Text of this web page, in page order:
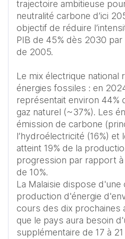
trajectoire ambitieuse
neutralité carbone d’ici
objectif de réduire
PIB de 45% dès 2030
de 2005.
Le mix électrique national
énergies fossiles : en
représentait environ 44%
gaz naturel (~37%). Les
émission de carbone
l’hydroélectricité (16%) et
atteint 19% de la
progression par rapport
de 10%.
La Malaisie dispose d'une
production d'énergie
cours des dix prochaines
que le pays aura besoin
supplémentaire de 17 à 21